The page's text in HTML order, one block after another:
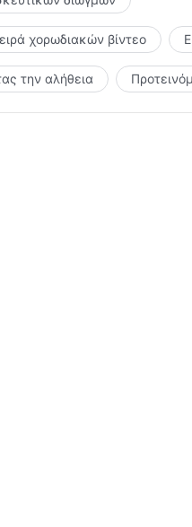
χορωδιακών βίντεο
την αλήθεια